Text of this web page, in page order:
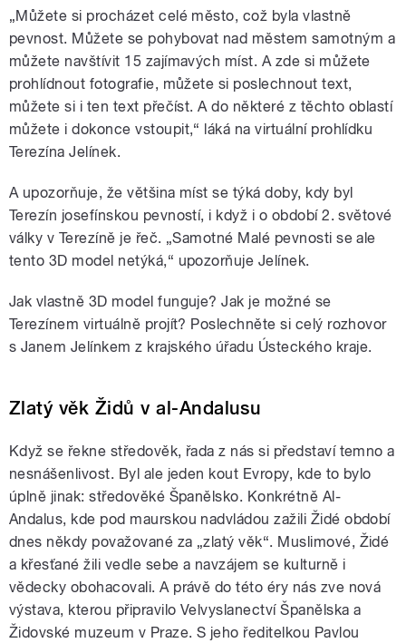
„Můžete si procházet celé město, což byla vlastně
pevnost. Můžete se pohybovat nad městem samotným a
můžete navštívit 15 zajímavých míst. A zde si můžete
prohlídnout fotografie, můžete si poslechnout text,
můžete si i ten text přečíst. A do některé z těchto oblastí
můžete i dokonce vstoupit,“ láká na virtuální prohlídku
Terezína Jelínek.
A upozorňuje, že většina míst se týká doby, kdy byl
Terezín josefínskou pevností, i když i o období 2. světové
války v Terezíně je řeč. „Samotné Malé pevnosti se ale
tento 3D model netýká,“ upozorňuje Jelínek.
Jak vlastně 3D model funguje? Jak je možné se
Terezínem virtuálně projít? Poslechněte si celý rozhovor
s Janem Jelínkem z krajského úřadu Ústeckého kraje.
Zlatý věk Židů v al-Andalusu
Když se řekne středověk, řada z nás si představí temno a
nesnášenlivost. Byl ale jeden kout Evropy, kde to bylo
úplně jinak: středověké Španělsko. Konkrétně Al-
Andalus, kde pod maurskou nadvládou zažili Židé období
dnes někdy považované za „zlatý věk“. Muslimové, Židé
a křesťané žili vedle sebe a navzájem se kulturně i
vědecky obohacovali. A právě do této éry nás zve nová
výstava, kterou připravilo Velvyslanectví Španělska a
Židovské muzeum v Praze. S jeho ředitelkou Pavlou